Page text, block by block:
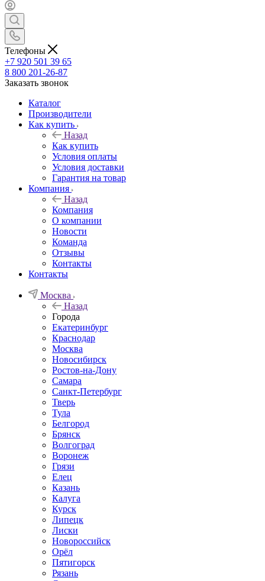
Телефоны
+7 920 501 39 65
8 800 201-26-87
Заказать звонок
Каталог
Производители
Как купить
Назад
Как купить
Условия оплаты
Условия доставки
Гарантия на товар
Компания
Назад
Компания
О компании
Новости
Команда
Отзывы
Контакты
Контакты
Москва
Назад
Города
Екатеринбург
Краснодар
Москва
Новосибирск
Ростов-на-Дону
Самара
Санкт-Петербург
Тверь
Тула
Белгород
Брянск
Волгоград
Воронеж
Грязи
Елец
Казань
Калуга
Курск
Липецк
Лиски
Новороссийск
Орёл
Пятигорск
Рязань